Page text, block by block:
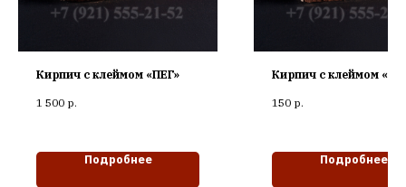
Кирпич с клеймом «ПЕГ»
1 500 р.
Подробнее
Кирпич с клеймом
150 р.
Подробнее